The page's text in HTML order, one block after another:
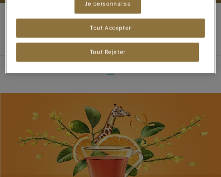
Paiement 100%
Livraison dans les 3
Livraison offerte dès
Je personnalise
Tout Rejeter
Tout Accepter